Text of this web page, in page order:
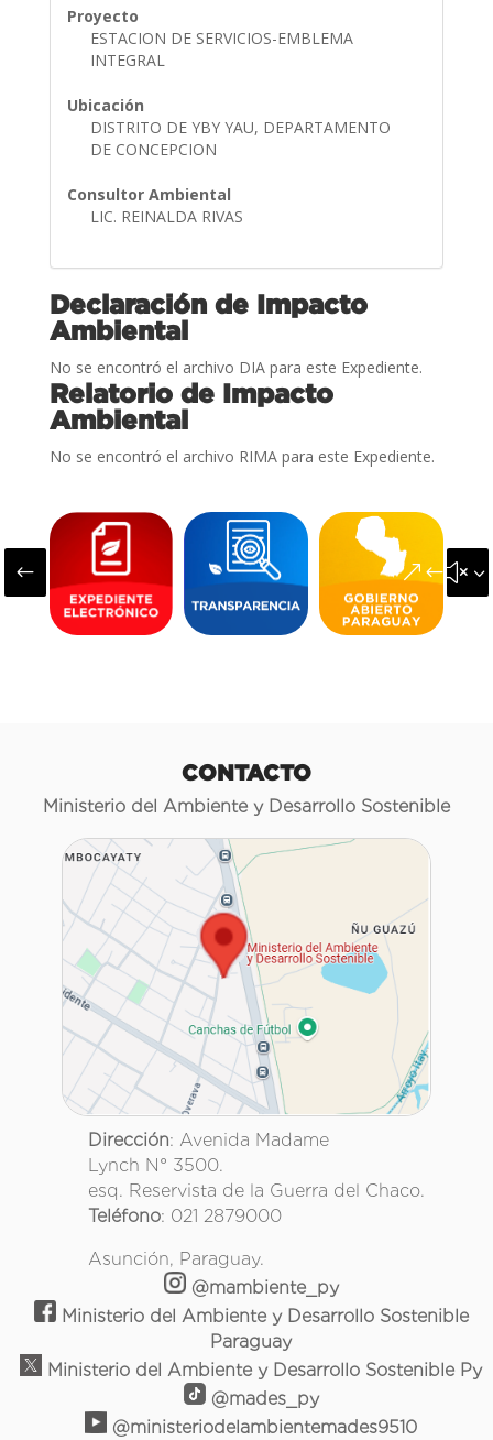
Proyecto
ESTACION DE SERVICIOS-EMBLEMA
INTEGRAL
Ubicación
DISTRITO DE YBY YAU, DEPARTAMENTO
DE CONCEPCION
Consultor Ambiental
LIC. REINALDA RIVAS
Declaración de Impacto
Ambiental
No se encontró el archivo DIA para este Expediente.
Relatorio de Impacto
Ambiental
No se encontró el archivo RIMA para este Expediente.
#
CONTACTO
Ministerio del Ambiente y Desarrollo Sostenible
Dirección: Avenida Madame
Lynch N° 3500.
esq. Reservista de la Guerra del Chaco.
Teléfono: 021 2879000
Asunción, Paraguay.
@mambiente_py
Ministerio del Ambiente y Desarrollo Sostenible
Paraguay
Ministerio del Ambiente y Desarrollo Sostenible Py
@mades_py
@ministeriodelambientemades9510